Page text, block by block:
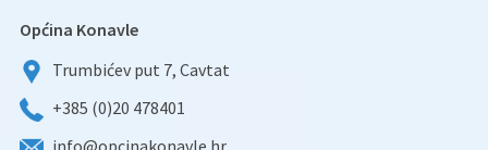
Općina Konavle
Trumbićev put 7, Cavtat
+385 (0)20 478401
info@opcinakonavle.hr